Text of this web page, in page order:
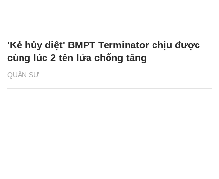
QUÂN SỰ
'Kẻ hủy diệt' BMPT Terminator chịu được
cùng lúc 2 tên lửa chống tăng